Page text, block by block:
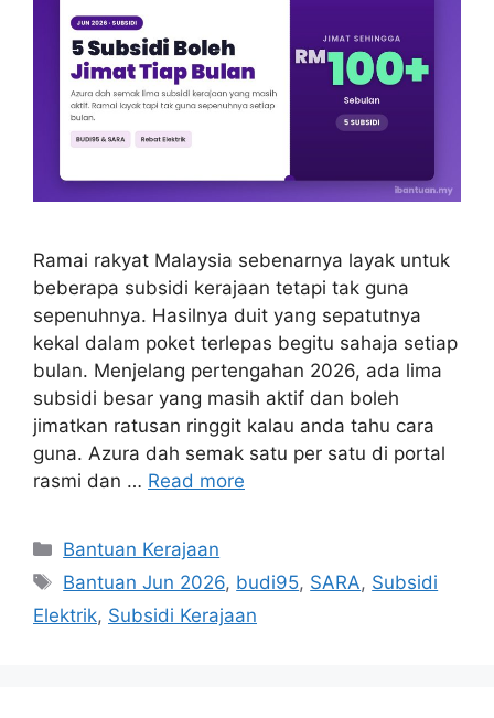
Ramai rakyat Malaysia sebenarnya layak untuk
beberapa subsidi kerajaan tetapi tak guna
sepenuhnya. Hasilnya duit yang sepatutnya
kekal dalam poket terlepas begitu sahaja setiap
bulan. Menjelang pertengahan 2026, ada lima
subsidi besar yang masih aktif dan boleh
jimatkan ratusan ringgit kalau anda tahu cara
guna. Azura dah semak satu per satu di portal
rasmi dan … Read more
Categories
Bantuan Kerajaan
Tags
Bantuan Jun 2026, budi95, SARA, Subsidi
Elektrik, Subsidi Kerajaan